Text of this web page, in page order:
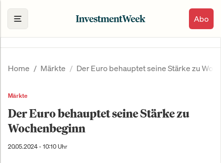
Abo
Home Märkte Der Euro behauptet seine Stärke zu
Märkte
Der Euro behauptet seine Stärke zu
Wochenbeginn
20.05.2024 - 10:10 Uhr